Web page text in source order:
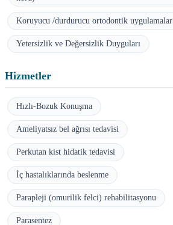
Koruyucu /durdurucu ortodontik uygulamalar
Yetersizlik ve Değersizlik Duyguları
Hizmetler
Hızlı-Bozuk Konuşma
Ameliyatsız bel ağrısı tedavisi
Perkutan kist hidatik tedavisi
İç hastalıklarında beslenme
Parapleji (omurilik felci) rehabilitasyonu
Parasentez